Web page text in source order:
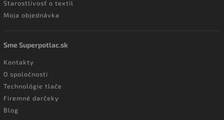
Starostlivosť o textil
Moja objednávka
Sme Superpotlac.sk
Kontakty
O spoločnosti
Technológie tlače
Firemné darčeky
Blog